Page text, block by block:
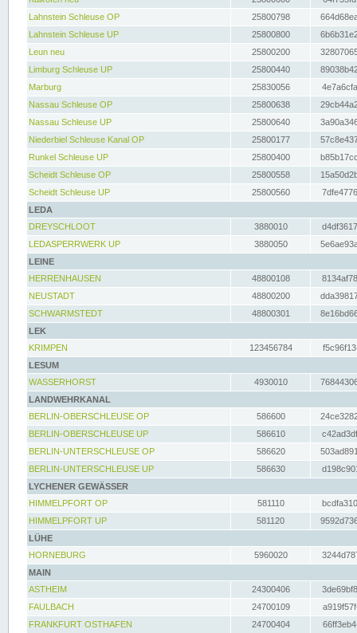
Lahnstein Schleuse OP
25800798
Lahnstein Schleuse UP
25800800
Leun neu
25800200
Limburg Schleuse UP
25800440
Marburg
25830056
Nassau Schleuse OP
25800638
Nassau Schleuse UP
25800640
Niederbiel Schleuse Kanal OP
25800177
Runkel Schleuse UP
25800400
Scheidt Schleuse OP
25800558
Scheidt Schleuse UP
25800560
LEDA
DREYSCHLOOT
3880010
LEDASPERRWERK UP
3880050
LEINE
HERRENHAUSEN
48800108
NEUSTADT
48800200
SCHWARMSTEDT
48800301
LEK
KRIMPEN
123456784
LESUM
WASSERHORST
4930010
LANDWEHRKANAL
BERLIN-OBERSCHLEUSE OP
586600
BERLIN-OBERSCHLEUSE UP
586610
BERLIN-UNTERSCHLEUSE OP
586620
BERLIN-UNTERSCHLEUSE UP
586630
LYCHENER GEWÄSSER
HIMMELPFORT OP
581110
HIMMELPFORT UP
581120
LÜHE
HORNEBURG
5960020
MAIN
ASTHEIM
24300406
FAULBACH
24700109
FRANKFURT OSTHAFEN
24700404